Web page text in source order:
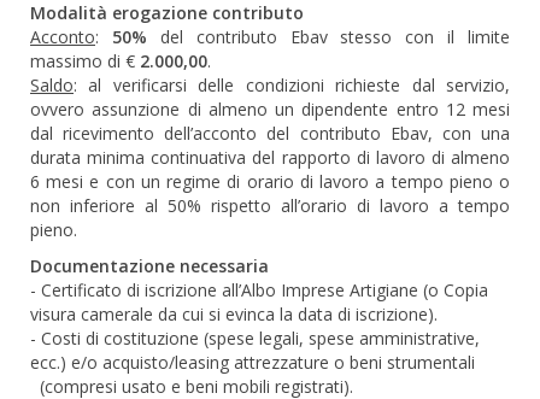
Modalità erogazione contributo
Acconto: 50% del contributo Ebav stesso con il limite
massimo di € 2.000,00.
Saldo: al verificarsi delle condizioni richieste dal servizio,
ovvero assunzione di almeno un dipendente entro 12 mesi
dal ricevimento dell’acconto del contributo Ebav, con una
durata minima continuativa del rapporto di lavoro di almeno
6 mesi e con un regime di orario di lavoro a tempo pieno o
non inferiore al 50% rispetto all’orario di lavoro a tempo
pieno.
Documentazione necessaria
- Certificato di iscrizione all’Albo Imprese Artigiane (o Copia
visura camerale da cui si evinca la data di iscrizione).
- Costi di costituzione (spese legali, spese amministrative,
ecc.) e/o acquisto/leasing attrezzature o beni strumentali
(compresi usato e beni mobili registrati).